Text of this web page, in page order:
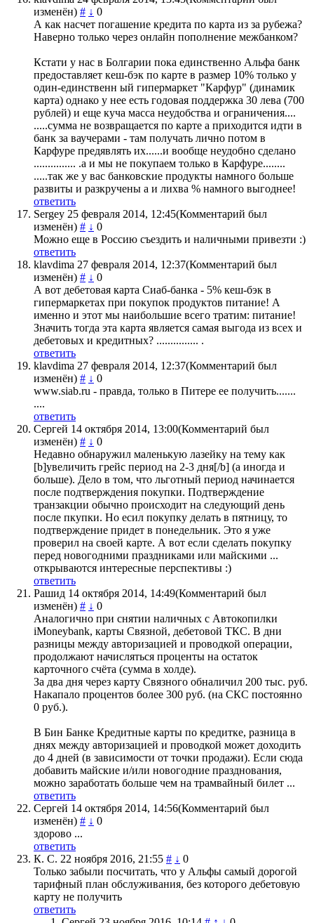
изменён) # ↓ 0
А как насчет погашение кредита по карта из за рубежа?
Наверно только через онлайн пополнение межбанком?
Кстати у нас в Болгарии пока единственно Альфа банк
предоставляет кеш-бэк по карте в размер 10% только у
один-единственн ый гипермаркет "Карфур" (динамик
карта) однако у нее есть годовая поддержка 30 лева (700
рублей) и еще куча масса неудобства и ограничения....
.....сумма не возвращается по карте а приходится идти в
банк за ваучерами - там получать лично потом в
Карфуре предявлять их......и вообще неудобно сделано
............... .а и мы не покупаем только в Карфуре........
.....так же у вас банковские продукты намного больше
развиты и разкручены а и лихва % намного выгоднее!
ответить
Sergey 25 февраля 2014, 12:45(Комментарий был
изменён) # ↓ 0
Можно еще в Россию съездить и наличными привезти :)
ответить
klavdima 27 февраля 2014, 12:37(Комментарий был
изменён) # ↓ 0
А вот дебетовая карта Сиаб-банка - 5% кеш-бэк в
гипермаркетах при покупок продуктов питание! А
именно и этот мы наибольшие всего тратим: питание!
Значить тогда эта карта является самая выгода из всех и
дебетовых и кредитных? ............... .
ответить
klavdima 27 февраля 2014, 12:37(Комментарий был
изменён) # ↓ 0
www.siab.ru - правда, только в Питере ее получить.......
....
ответить
Сергей 14 октября 2014, 13:00(Комментарий был
изменён) # ↓ 0
Недавно обнаружил маленькую лазейку на тему как
[b]увеличить грейс период на 2-3 дня[/b] (а иногда и
больше). Дело в том, что льготный период начинается
после подтверждения покупки. Подтверждение
транзакции обычно происходит на следующий день
после пкупки. Но есил покупку делать в пятницу, то
подтверждение придет в понедельник. Это я уже
проверил на своей карте. А вот если сделать покупку
перед новогодними праздниками или майскими ...
открываются интересные перспективы :)
ответить
Рашид 14 октября 2014, 14:49(Комментарий был
изменён) # ↓ 0
Аналогично при снятии наличных с Автокопилки
iMoneybank, карты Связной, дебетовой ТКС. В дни
разницы между авторизацией и проводкой операции,
продолжают начисляться проценты на остаток
карточного счёта (сумма в холде).
За два дня через карту Связного обналичил 200 тыс. руб.
Накапало процентов более 300 руб. (на СКС постоянно
0 руб.).
В Бин Банке Кредитные карты по кредитке, разница в
днях между авторизацией и проводкой может доходить
до 4 дней (в зависимости от точки продажи). Если сюда
добавить майские и/или новогодние празднования,
можно заработать больше чем на трамвайный билет ...
ответить
Сергей 14 октября 2014, 14:56(Комментарий был
изменён) # ↓ 0
здорово ...
ответить
К. С. 22 ноября 2016, 21:55 # ↓ 0
Только забыли посчитать, что у Альфы самый дорогой
тарифный план обслуживания, без которого дебетовую
карту не получить
ответить